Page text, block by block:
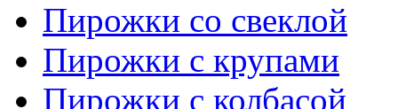
Пирожки со свеклой
Пирожки с крупами
Пирожки с колбасой